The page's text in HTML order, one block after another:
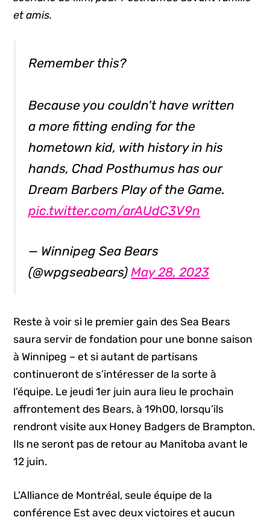
et amis.
Remember this?
Because you couldn't have written
a more fitting ending for the
hometown kid, with history in his
hands, Chad Posthumus has our
Dream Barbers Play of the Game.
pic.twitter.com/arAUdC3V9n
— Winnipeg Sea Bears
(@wpgseabears)May 28, 2023
Reste à voir si le premier gain des Sea Bears
saura servir de fondation pour une bonne saison
à Winnipeg – et si autant de partisans
continueront de s’intéresser de la sorte à
l’équipe. Le jeudi 1er juin aura lieu le prochain
affrontement des Bears, à 19h00, lorsqu’ils
rendront visite aux Honey Badgers de Brampton.
Ils ne seront pas de retour au Manitoba avant le
12 juin.
L’Alliance de Montréal, seule équipe de la
conférence Est avec deux victoires et aucun